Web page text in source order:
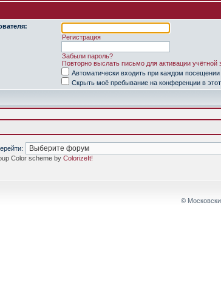
Регистрация
Забыли пароль?
Повторно выслать письмо для активации учётной
Автоматически входить при каждом посещении
Скрыть моё пребывание на конференции в
Color scheme by ColorizeIt!
©